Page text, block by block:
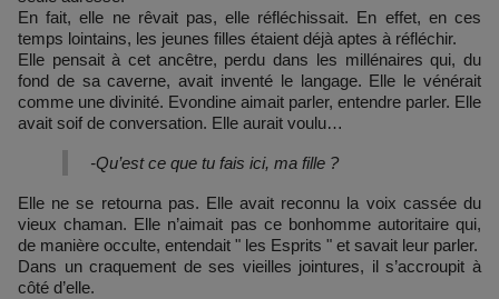
En fait, elle ne rêvait pas, elle réfléchissait. En effet, en ces
temps lointains, les jeunes filles étaient déjà aptes à réfléchir.
Elle pensait à cet ancêtre, perdu dans les millénaires qui, du
fond de sa caverne, avait inventé le langage. Elle le vénérait
comme une divinité. Evondine aimait parler, entendre parler. Elle
avait soif de conversation. Elle aurait voulu…
-Qu’est ce que tu fais ici, ma fille ?
Elle ne se retourna pas. Elle avait reconnu la voix cassée du
vieux chaman. Elle n’aimait pas ce bonhomme autoritaire qui,
de manière occulte, entendait " les Esprits " et savait leur parler.
Dans un craquement de ses vieilles jointures, il s’accroupit à
côté d’elle.